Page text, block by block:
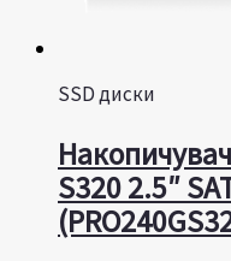
SSD диски
S320 2.5″